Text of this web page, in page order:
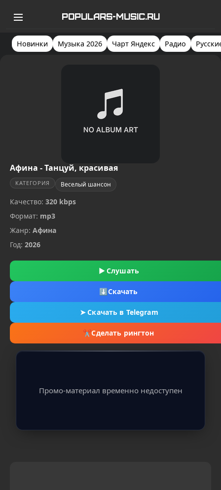
POPULARS-MUSIC.RU
Новинки Музыка 2026 Чарт Яндекс Радио
Афина - Танцуй, красивая
КАТЕГОРИЯ Веселый шансон
Качество: 320 kbps
Формат: mp3
Жанр: Афина
Год: 2026
▶ Слушать
⬇Скачать
➤Скачать в Telegram
✂Сделать рингтон
Промо-материал временно недоступен